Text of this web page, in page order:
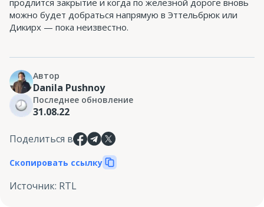
продлится закрытие и когда по железной дороге вновь
можно будет добраться напрямую в Эттельбрюк или
Дикирх — пока неизвестно.
Автор
Danila Pushnoy
Последнее обновление
31.08.22
Поделиться в
Скопировать ссылку
Источник: RTL